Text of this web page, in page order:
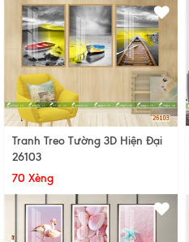
Tranh Treo Tường 3D Hiện Đại
26103
70 Xèng